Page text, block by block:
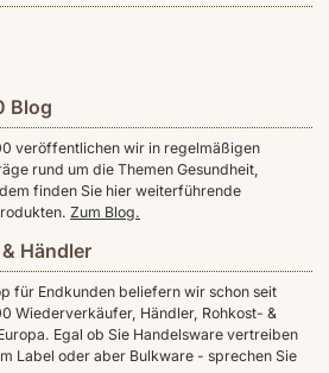
Blog
veröffentlichen wir in regelmäßigen
rund um die Themen Gesundheit,
finden Sie hier weiterführende
Zum Blog.
Händler
für Endkunden beliefern wir schon seit
Wiederverkäufer, Händler, Rohkost- &
Egal ob Sie Handelsware vertreiben
Label oder aber Bulkware - sprechen Sie